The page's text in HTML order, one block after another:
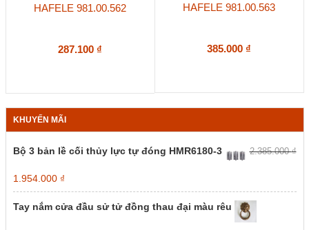
HAFELE 981.00.562
287.100 ₫
HAFELE 981.00.563
385.000 ₫
KHUYẾN MÃI
Bộ 3 bản lề cối thủy lực tự đóng HMR6180-3 2.385.000₫
Giá
gốc
là:
2.385.000 ₫.
1.954.000 ₫Giá
hiện
tại
Tay nắm cửa đầu sử tử đồng thau đại màu rêu